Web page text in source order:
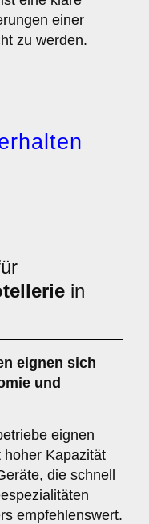
einer
zu werden.
in
eignen sich
und
eignen
Kapazität
die schnell
empfehlenswert.